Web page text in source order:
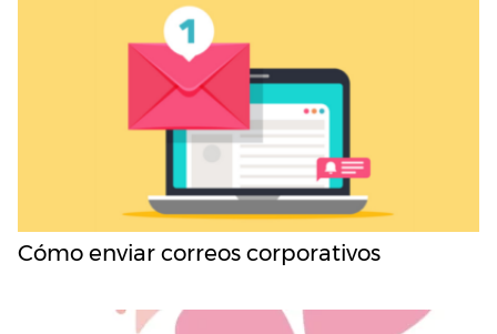
Cómo enviar correos corporativos